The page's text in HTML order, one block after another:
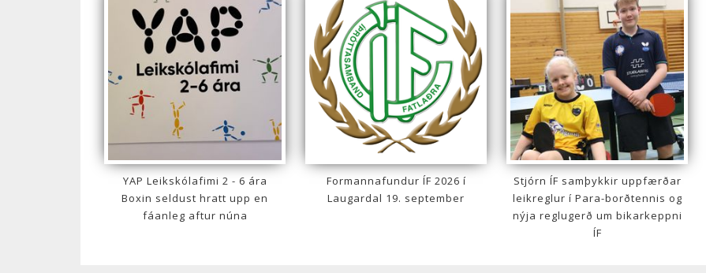
YAP Leikskólafimi 2 - 6 ára
Boxin seldust hratt upp en
fáanleg aftur núna
Formannafundur ÍF 2026 í
Laugardal 19. september
Stjórn ÍF samþykkir uppfærðar
leikreglur í Para-borðtennis og
nýja reglugerð um bikarkeppni
ÍF